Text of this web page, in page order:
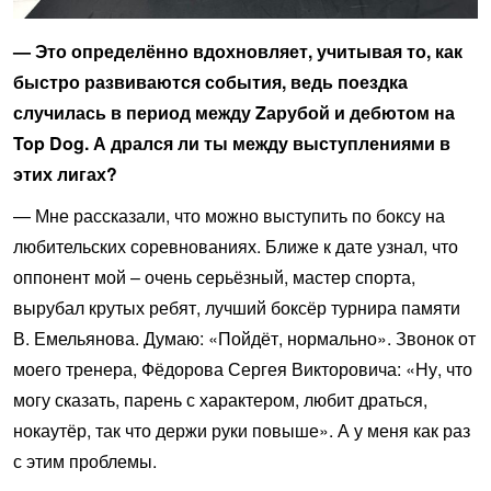
— Это определённо вдохновляет, учитывая то, как
быстро развиваются события, ведь поездка
случилась в период между Zарубой и дебютом на
Top Dog. А дрался ли ты между выступлениями в
этих лигах?
— Мне рассказали, что можно выступить по боксу на
любительских соревнованиях. Ближе к дате узнал, что
оппонент мой – очень серьёзный, мастер спорта,
вырубал крутых ребят, лучший боксёр турнира памяти
В. Емельянова. Думаю: «Пойдёт, нормально». Звонок от
моего тренера, Фёдорова Сергея Викторовича: «Ну, что
могу сказать, парень с характером, любит драться,
нокаутёр, так что держи руки повыше». А у меня как раз
с этим проблемы.